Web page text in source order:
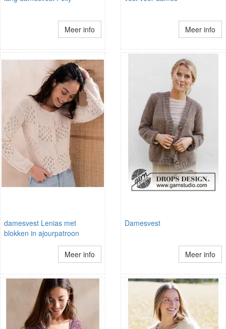
Meer info Meer info
damesvest Lenias met
blokken in ajourpatroon
Meer info
Damesvest
Meer info